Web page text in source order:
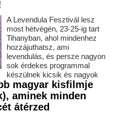
A Levendula Fesztivál lesz
most hétvégén, 23-25-ig tart
Tihanyban, ahol mindenhez
hozzájuthatsz, ami
levendulás, és persze nagyon
sok érdekes programmal
készülnek kicsik és nagyok
magyar kisfilmje
aminek minden
átérzed